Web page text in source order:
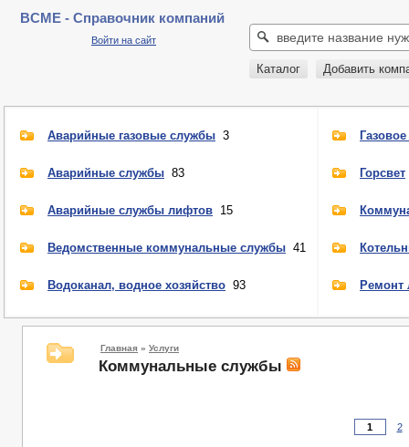
BCME - Справочник компаний
Войти на сайт
Каталог Добавить
Аварийные газовые службы 3
Аварийные службы 83
Аварийные службы лифтов 15
Ведомственные коммунальные службы 41
Водоканал, водное хозяйство 93
Горсвет
Ремонт
Главная » Услуги
Коммунальные службы
2